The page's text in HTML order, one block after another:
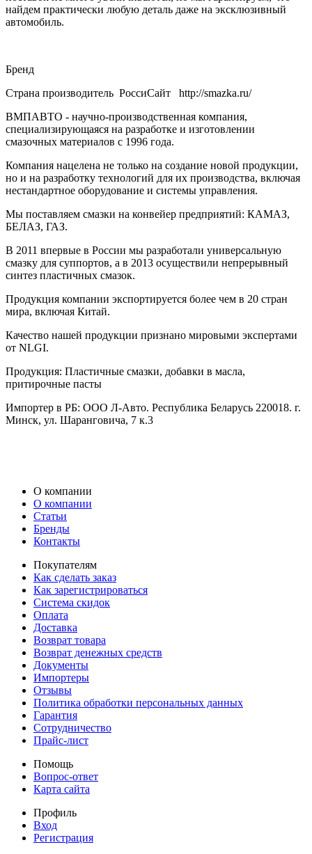
найдем практически любую деталь даже на эксклюзивный
автомобиль.
Бренд
Страна производитель РоссиСайт http://smazka.ru/
ВМПАВТО - научно-производственная компания,
специализирующаяся на разработке и изготовлении
смазочных материалов с 1996 года.
Компания нацелена не только на создание новой продукции,
но и на разработку технологий для их производства, включая
нестандартное оборудование и системы управления.
Мы поставляем смазки на конвейер предприятий: КАМАЗ,
БЕЛАЗ, ГАЗ.
В 2011 впервые в России мы разработали универсальную
смазку для суппортов, а в 2013 осуществили непрерывный
синтез пластичных смазок.
Продукция компании экспортируется более чем в 20 стран
мира, включая Китай.
Качество нашей продукции признано мировыми экспертами
от NLGI.
Продукция: Пластичные смазки, добавки в масла,
притирочные пасты
Импортер в РБ: ООО Л-Авто. Республика Беларусь 220018. г.
Минск, ул. Шаранговича, 7 к.3
О компании
О компании
Статьи
Бренды
Контакты
Покупателям
Как сделать заказ
Как зарегистрироваться
Система скидок
Оплата
Доставка
Возврат товара
Возврат денежных средств
Документы
Импортеры
Отзывы
Политика обработки персональных данных
Гарантия
Сотрудничество
Прайс-лист
Помощь
Вопрос-ответ
Карта сайта
Профиль
Вход
Регистрация